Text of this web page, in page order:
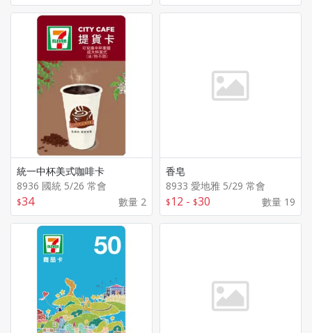
統一中杯美式咖啡卡
8936 國統 5/26 常會
34 數量 2
香皂
8933 愛地雅 5/29 常會
12 - 30 數量 19